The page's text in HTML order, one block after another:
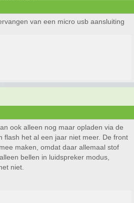
van een micro usb aansluiting
ook alleen nog maar opladen via de
flash het al een jaar niet meer. De front
maken, omdat daar allemaal stof
bellen in luidspreker modus,
niet.